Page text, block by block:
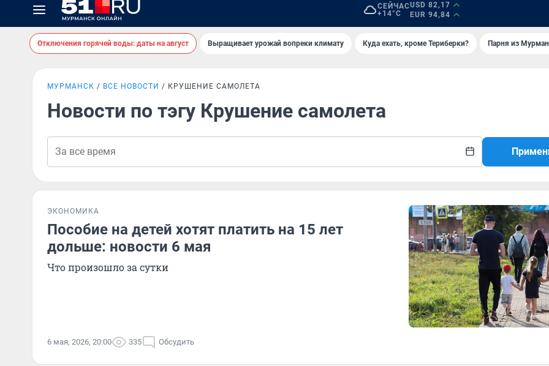
СЕЙЧАС
+14°C
USD 82,17
EUR 94,84
Отключения горячей воды: даты на август Выращивает урожай вопреки климату Куда ехать, кроме Териберки? Парня из
МУРМАНСК ВСЕ НОВОСТИ КРУШЕНИЕ САМОЛЕТА
Новости по тэгу Крушение самолета
ЭКОНОМИКА
Пособие на детей хотят платить на 15 лет
дольше: новости 6 мая
Что произошло за сутки
6 мая, 2026, 20:00 335 Обсудить